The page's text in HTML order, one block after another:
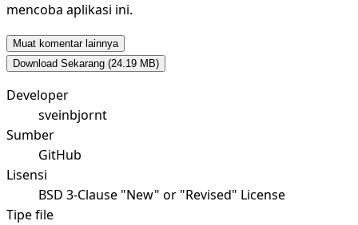
mencoba aplikasi ini.
Muat komentar lainnya
Download Sekarang (24.19 MB)
Developer
sveinbjornt
Sumber
GitHub
Lisensi
BSD 3-Clause "New" or "Revised" License
Tipe file